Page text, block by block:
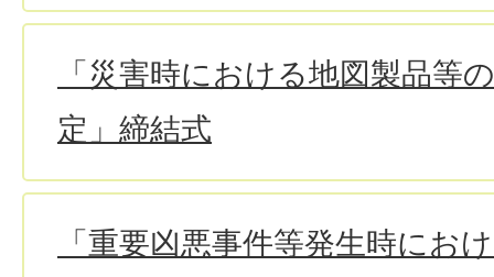
「災害時における地図製品等
定」締結式
「重要凶悪事件等発生時にお